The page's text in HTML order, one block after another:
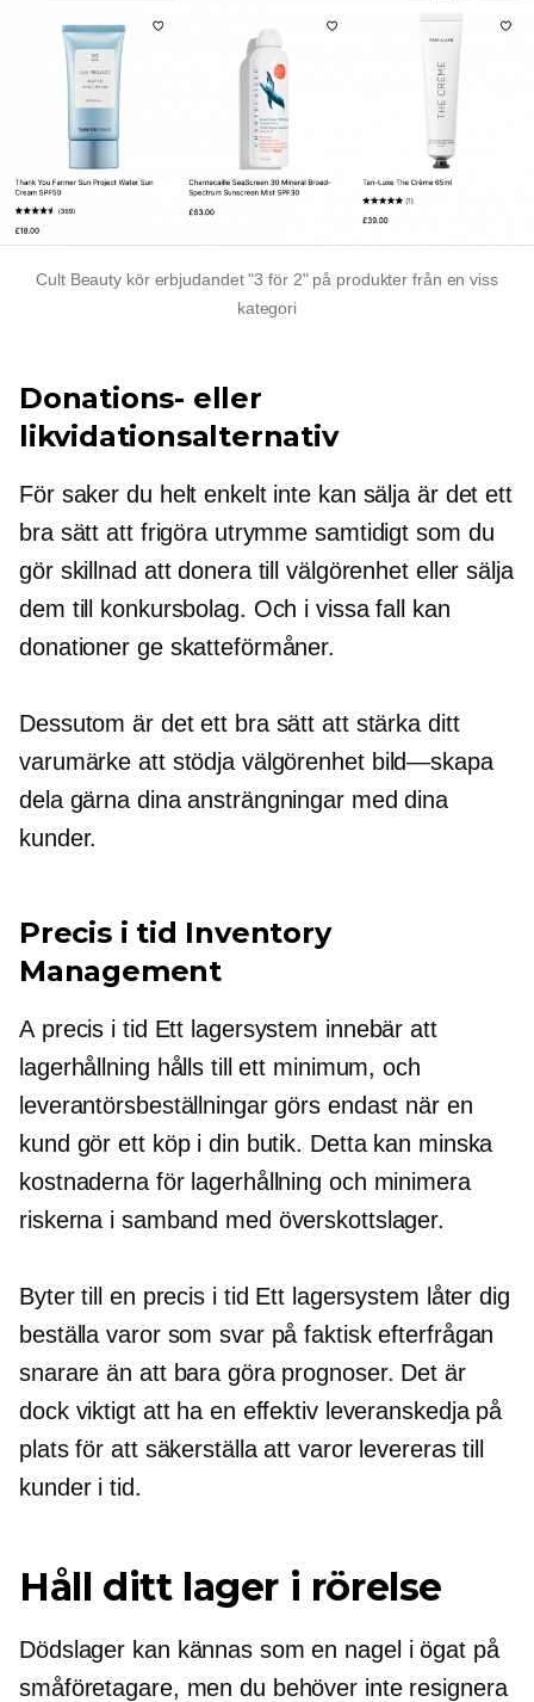
Cult Beauty kör erbjudandet "3 för 2" på produkter från en viss
kategori
Donations- eller
likvidationsalternativ
För saker du helt enkelt inte kan sälja är det ett
bra sätt att frigöra utrymme samtidigt som du
gör skillnad att donera till välgörenhet eller sälja
dem till konkursbolag. Och i vissa fall kan
donationer ge skatteförmåner.
Dessutom är det ett bra sätt att stärka ditt
varumärke att stödja välgörenhet bild—skapa
dela gärna dina ansträngningar med dina
kunder.
Precis i tid Inventory
Management
A precis i tid Ett lagersystem innebär att
lagerhållning hålls till ett minimum, och
leverantörsbeställningar görs endast när en
kund gör ett köp i din butik. Detta kan minska
kostnaderna för lagerhållning och minimera
riskerna i samband med överskottslager.
Byter till en precis i tid Ett lagersystem låter dig
beställa varor som svar på faktisk efterfrågan
snarare än att bara göra prognoser. Det är
dock viktigt att ha en effektiv leveranskedja på
plats för att säkerställa att varor levereras till
kunder i tid.
Håll ditt lager i rörelse
Dödslager kan kännas som en nagel i ögat på
småföretagare, men du behöver inte resignera